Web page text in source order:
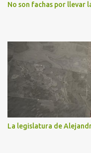
No son fachas por llevar
La legislatura de